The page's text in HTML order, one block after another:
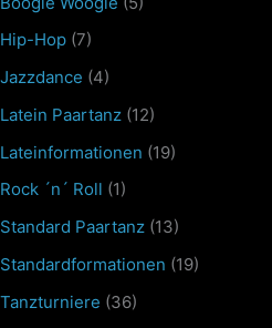
Hip-Hop (7)
Jazzdance (4)
Latein Paartanz (12)
Lateinformationen (19)
Rock ´n´ Roll (1)
Standard Paartanz (13)
Standardformationen (19)
Tanzturniere (36)